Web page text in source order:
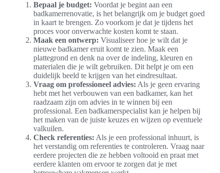
Bepaal je budget: Voordat je begint aan een
badkamerrenovatie, is het belangrijk om je budget goed
in kaart te brengen. Zo voorkom je dat je tijdens het
proces voor onverwachte kosten komt te staan.
Maak een ontwerp: Visualiseer hoe je wilt dat je
nieuwe badkamer eruit komt te zien. Maak een
plattegrond en denk na over de indeling, kleuren en
materialen die je wilt gebruiken. Dit helpt je om een
duidelijk beeld te krijgen van het eindresultaat.
Vraag om professioneel advies: Als je geen ervaring
hebt met het verbouwen van een badkamer, kan het
raadzaam zijn om advies in te winnen bij een
professional. Een badkamerspecialist kan je helpen bij
het maken van de juiste keuzes en wijzen op eventuele
valkuilen.
Check referenties: Als je een professional inhuurt, is
het verstandig om referenties te controleren. Vraag naar
eerdere projecten die ze hebben voltooid en praat met
eerdere klanten om ervoor te zorgen dat je met